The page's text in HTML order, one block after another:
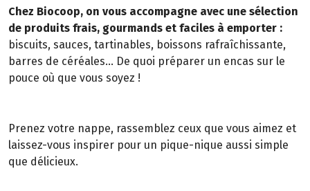
Chez Biocoop, on vous accompagne avec une sélection
de produits frais, gourmands et faciles à emporter :
biscuits, sauces, tartinables, boissons rafraîchissante,
barres de céréales... De quoi préparer un encas sur le
pouce où que vous soyez !
Prenez votre nappe, rassemblez ceux que vous aimez et
laissez-vous inspirer pour un pique-nique aussi simple
que délicieux.